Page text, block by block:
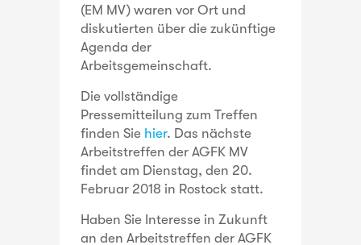
(EM MV) waren vor Ort und
diskutierten über die zukünftige
Agenda der
Arbeitsgemeinschaft.
Die vollständige
Pressemitteilung zum Treffen
finden Sie hier. Das nächste
Arbeitstreffen der AGFK MV
findet am Dienstag, den 20.
Februar 2018 in Rostock statt.
Haben Sie Interesse in Zukunft
an den Arbeitstreffen der AGFK